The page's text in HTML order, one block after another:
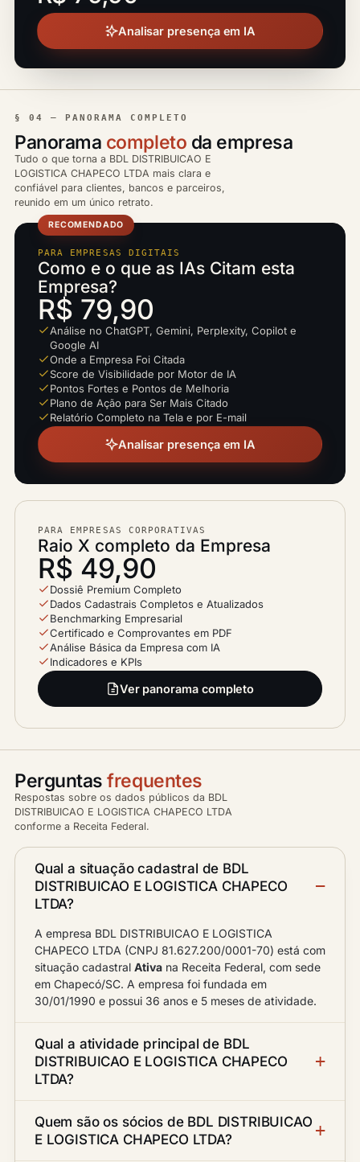
Analisar presença em IA
§ 04 — PANORAMA COMPLETO
Panorama completo da empresa
Tudo o que torna a BDL DISTRIBUICAO E
LOGISTICA CHAPECO LTDA mais clara e
confiável para clientes, bancos e parceiros,
reunido em um único retrato.
RECOMENDADO
PARA EMPRESAS DIGITAIS
Como e o que as IAs Citam esta
Empresa?
R$ 79,90
Análise no ChatGPT, Gemini, Perplexity, Copilot e
Google AI
Onde a Empresa Foi Citada
Score de Visibilidade por Motor de IA
Pontos Fortes e Pontos de Melhoria
Plano de Ação para Ser Mais Citado
Relatório Completo na Tela e por E-mail
Analisar presença em IA
PARA EMPRESAS CORPORATIVAS
Raio X completo da Empresa
R$ 49,90
Dossiê Premium Completo
Dados Cadastrais Completos e Atualizados
Benchmarking Empresarial
Certificado e Comprovantes em PDF
Análise Básica da Empresa com IA
Indicadores e KPIs
Ver panorama completo
Perguntasfrequentes
Respostas sobre os dados públicos da BDL
DISTRIBUICAO E LOGISTICA CHAPECO LTDA
conforme a Receita Federal.
Qual a situação cadastral de BDL
DISTRIBUICAO E LOGISTICA CHAPECO
LTDA?
A empresa BDL DISTRIBUICAO E LOGISTICA
CHAPECO LTDA (CNPJ 81.627.200/0001-70) está com
situação cadastral Ativa na Receita Federal, com sede
em Chapecó/SC. A empresa foi fundada em
30/01/1990 e possui 36 anos e 5 meses de atividade.
Qual a atividade principal de BDL
DISTRIBUICAO E LOGISTICA CHAPECO
LTDA?
Quem são os sócios de BDL DISTRIBUICAO
E LOGISTICA CHAPECO LTDA?